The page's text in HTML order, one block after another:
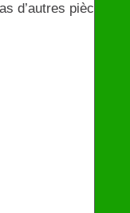
d’autres pièces